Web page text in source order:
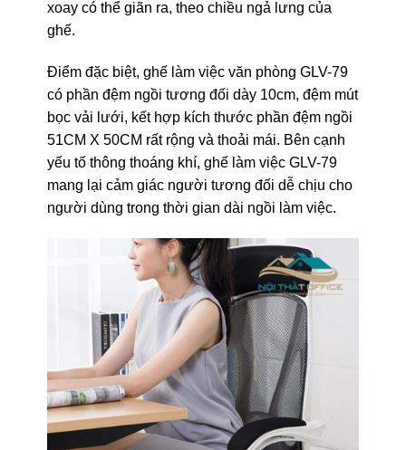
xoay có thể giãn ra, theo chiều ngả lưng của
ghế.
Điểm đặc biệt, ghế làm việc văn phòng GLV-79
có phần đệm ngồi tương đối dày 10cm, đệm mút
bọc vải lưới, kết hợp kích thước phần đệm ngồi
51CM X 50CM rất rộng và thoải mái. Bên cạnh
yếu tố thông thoáng khí, ghế làm việc GLV-79
mang lại cảm giác người tương đối dễ chịu cho
người dùng trong thời gian dài ngồi làm việc.